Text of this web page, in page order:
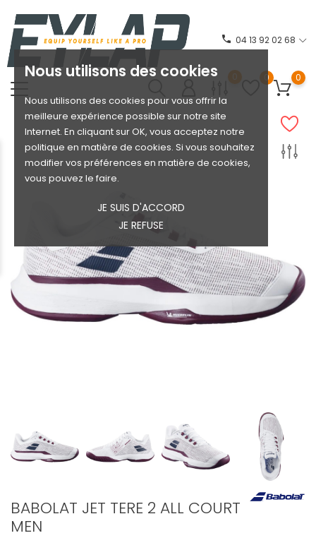
Nous utilisons des cookies
Nous utilisons des cookies pour vous offrir la
meilleure expérience possible sur notre site
Internet. En cliquant sur OK, vous acceptez notre
politique en matière de cookies. Si vous souhaitez
modifier vos préférences en matière de cookies,
vous pouvez le faire.
JE SUIS D'ACCORD
JE REFUSE
phone 04 13 92 02 68
0 0 0
BABOLAT JET TERE 2 ALL COURT
MEN